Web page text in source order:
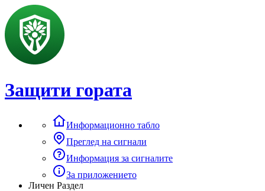
Защити гората
Информационно табло
Преглед на сигнали
Информация за сигналите
За приложението
Личен Раздел